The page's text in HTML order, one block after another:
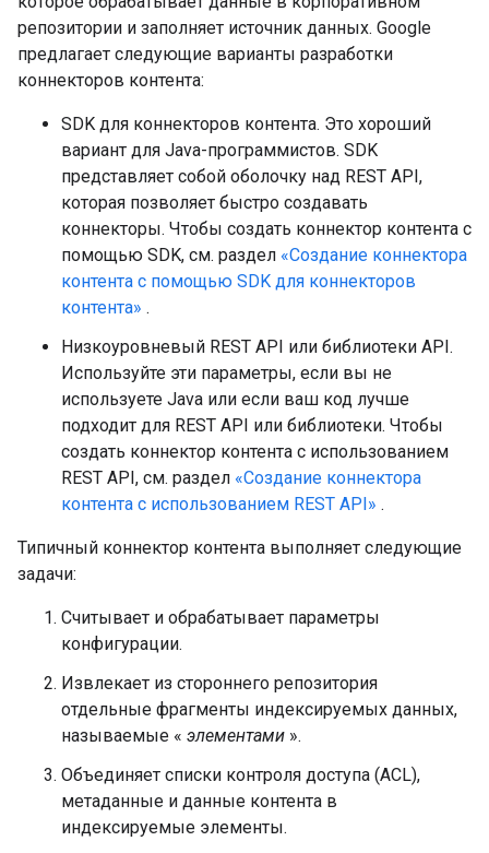
репозитории и заполняет источник данных. Google
предлагает следующие варианты разработки
коннекторов контента:
SDK для коннекторов контента. Это хороший
вариант для Java-программистов. SDK
представляет собой оболочку над REST API,
которая позволяет быстро создавать
коннекторы. Чтобы создать коннектор контента с
помощью SDK, см. раздел «Создание коннектора
контента с помощью SDK для коннекторов
контента» .
Низкоуровневый REST API или библиотеки API.
Используйте эти параметры, если вы не
используете Java или если ваш код лучше
подходит для REST API или библиотеки. Чтобы
создать коннектор контента с использованием
REST API, см. раздел «Создание коннектора
контента с использованием REST API» .
Типичный коннектор контента выполняет следующие
задачи:
Считывает и обрабатывает параметры
конфигурации.
Извлекает из стороннего репозитория
отдельные фрагменты индексируемых данных,
называемые « элементами ».
Объединяет списки контроля доступа (ACL),
метаданные и данные контента в
индексируемые элементы.